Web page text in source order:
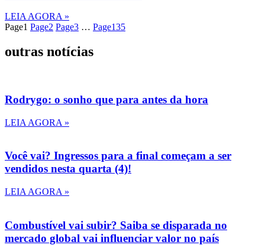
LEIA AGORA »
Page1 Page2 Page3 … Page135
outras notícias
Rodrygo: o sonho que para antes da hora
LEIA AGORA »
Você vai? Ingressos para a final começam a ser
vendidos nesta quarta (4)!
LEIA AGORA »
Combustível vai subir? Saiba se disparada no
mercado global vai influenciar valor no país